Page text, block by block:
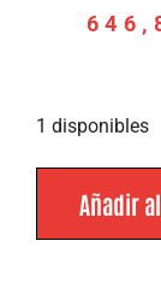
1 disponibles
Añadir